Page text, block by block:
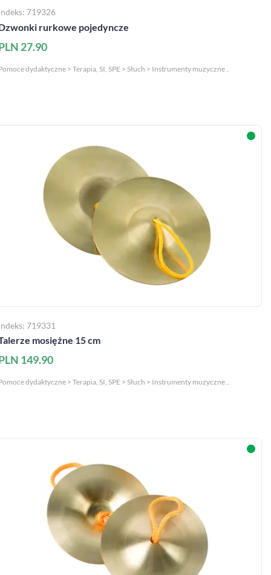
719326
rurkowe pojedyncze
27.90
dydaktyczne > Terapia, SI, SPE > Słuch > Instrumenty muzyczne ..
719331
mosiężne 15 cm
149.90
dydaktyczne > Terapia, SI, SPE > Słuch > Instrumenty muzyczne ..